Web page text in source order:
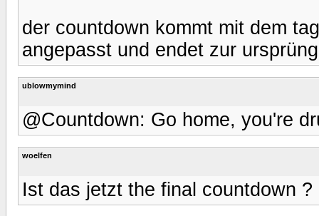
der countdown kommt mit dem
angepasst und endet zur
ublowmymind
@Countdown: Go home, you're
woelfen
Ist das jetzt the final countdown ?